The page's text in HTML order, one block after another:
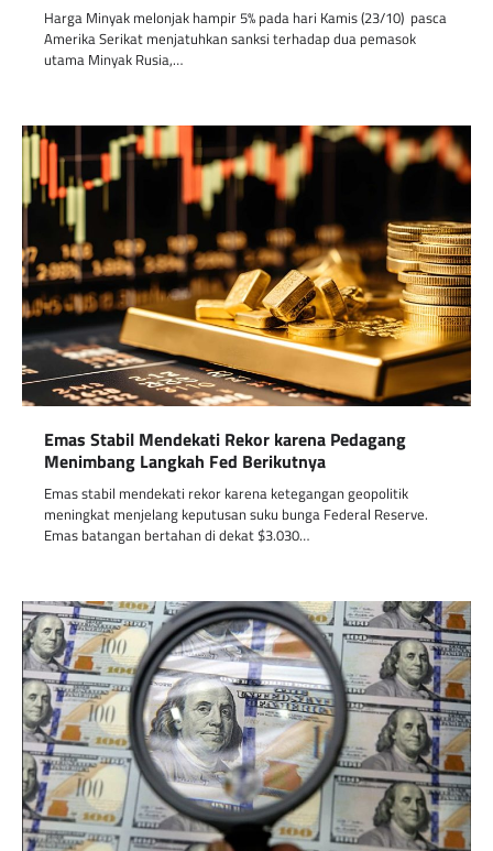
Harga Minyak melonjak hampir 5% pada hari Kamis (23/10) pasca
Amerika Serikat menjatuhkan sanksi terhadap dua pemasok
utama Minyak Rusia,…
Emas Stabil Mendekati Rekor karena Pedagang
Menimbang Langkah Fed Berikutnya
Emas stabil mendekati rekor karena ketegangan geopolitik
meningkat menjelang keputusan suku bunga Federal Reserve.
Emas batangan bertahan di dekat $3.030…